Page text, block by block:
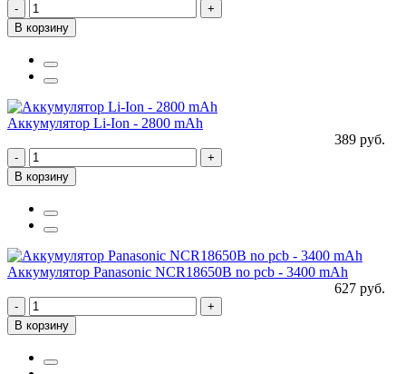
-
+
В корзину
Аккумулятор Li-Ion - 2800 mAh
389 руб.
-
+
В корзину
Аккумулятор Panasonic NCR18650B no pcb - 3400 mAh
627 руб.
-
+
В корзину